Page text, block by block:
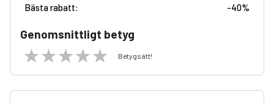
Bästa rabatt:
-40%
Genomsnittligt betyg
Betygsätt!